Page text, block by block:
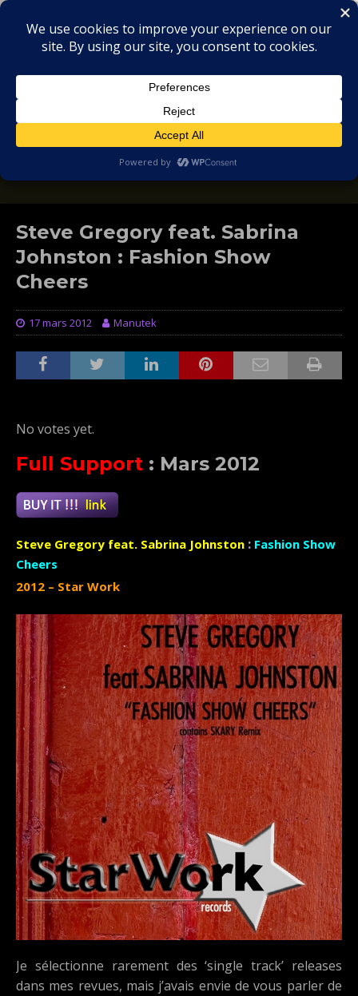
MIX
COLLECTORS
SOULFUL, DEEP HOUSE & GARAGE - MUSIC
Steve Gregory feat. Sabrina
Johnston : Fashion Show
Cheers
17 mars 2012 Manutek
No votes yet.
Full Support : Mars 2012
Steve Gregory feat. Sabrina Johnston : Fashion Show
Cheers
2012 – Star Work
Je sélectionne rarement des ‘single track’ releases
dans mes revues, mais j’avais envie de vous parler de